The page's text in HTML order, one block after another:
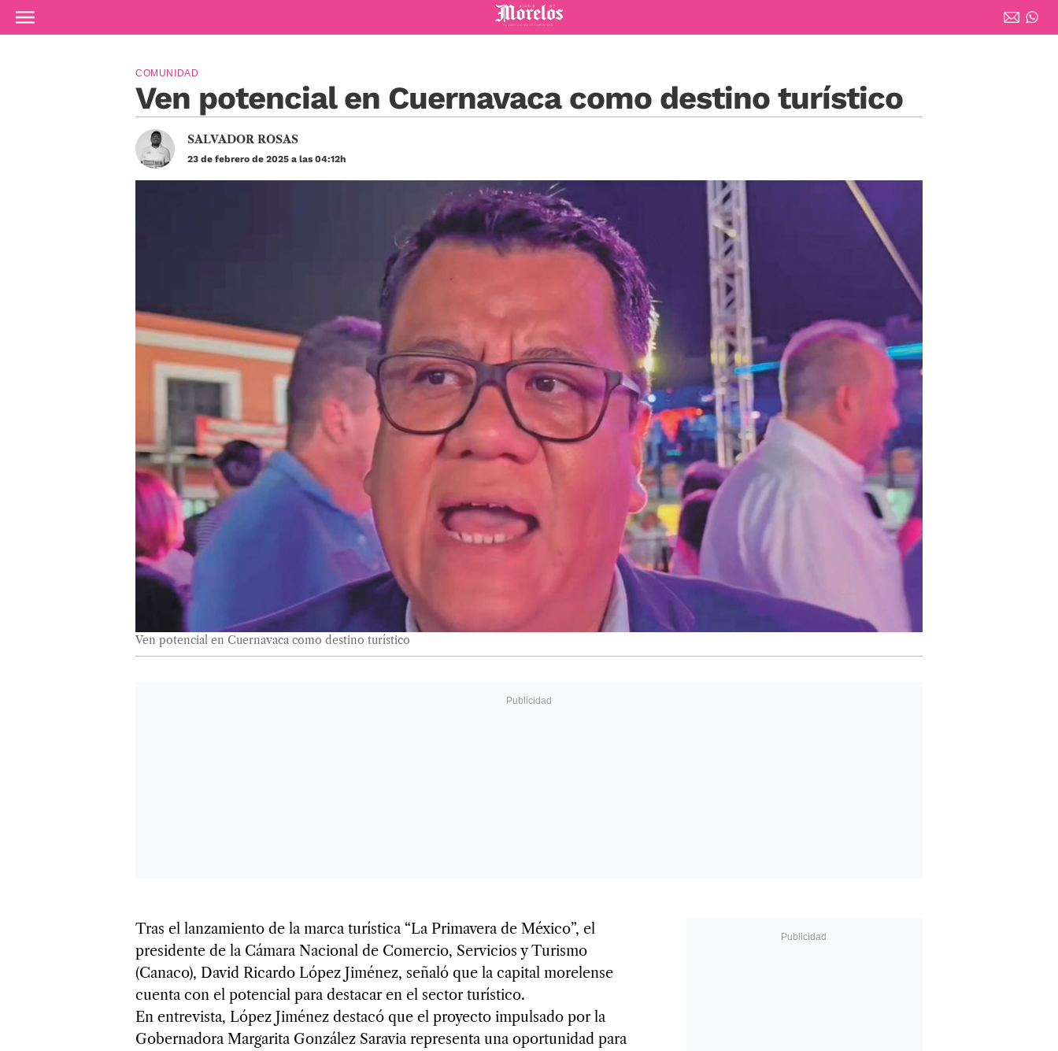
Ir al contenido principal
Diario de Morelos
Ven potencial en Cuernavaca como destino turístico
COMUNIDAD
SALVADOR ROSAS
23 de febrero de 2025 a las 04:12h
Ven potencial en Cuernavaca como destino turístico
Tras el lanzamiento de la marca turística “La Primavera de México”, el
presidente de la Cámara Nacional de Comercio, Servicios y Turismo
(Canaco), David Ricardo López Jiménez, señaló que la capital morelense
cuenta con el potencial para destacar en el sector turístico.
En entrevista, López Jiménez destacó que el proyecto impulsado por la
Gobernadora Margarita González Saravia representa una oportunidad para